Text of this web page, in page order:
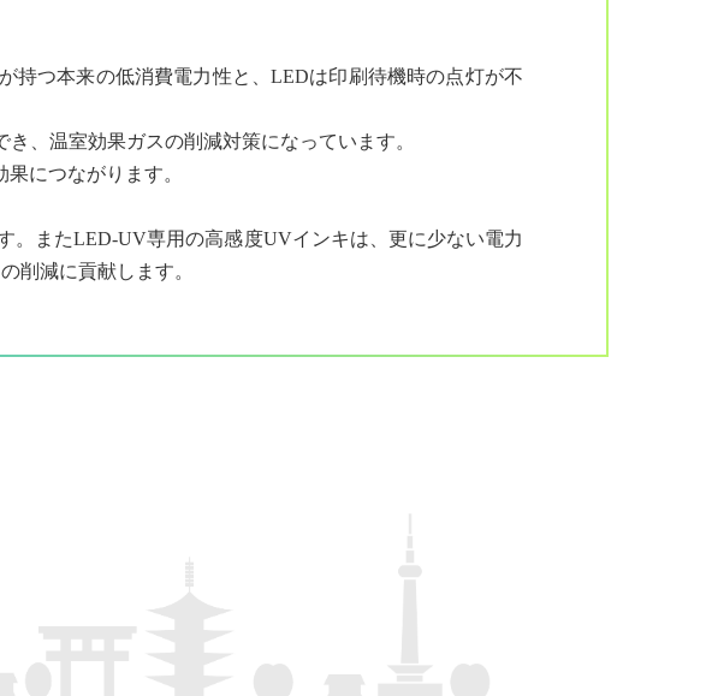
持つ本来の低消費電力性と、LEDは印刷待機時の点灯が不
、温室効果ガスの削減対策になっています。
につながります。
。またLED-UV専用の高感度UVインキは、更に少ない電力
削減に貢献します。